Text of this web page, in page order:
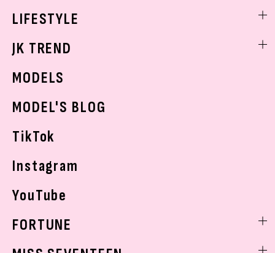
ボディケア
学校ヘアメイク
K-POP
LIFESTYLE
モデルの購入品
JK TREND
MODELS
MODEL'S BLOG
TikTok
Instagram
YouTube
FORTUNE